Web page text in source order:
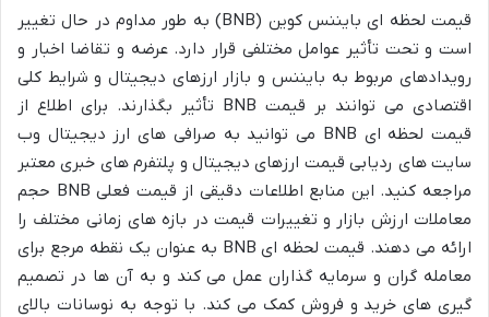
قیمت لحظه ای بایننس کوین (BNB) به طور مداوم در حال تغییر
است و تحت تأثیر عوامل مختلفی قرار دارد. عرضه و تقاضا اخبار و
رویدادهای مربوط به بایننس و بازار ارزهای دیجیتال و شرایط کلی
اقتصادی می توانند بر قیمت BNB تأثیر بگذارند. برای اطلاع از
قیمت لحظه ای BNB می توانید به صرافی های ارز دیجیتال وب
سایت های ردیابی قیمت ارزهای دیجیتال و پلتفرم های خبری معتبر
مراجعه کنید. این منابع اطلاعات دقیقی از قیمت فعلی BNB حجم
معاملات ارزش بازار و تغییرات قیمت در بازه های زمانی مختلف را
ارائه می دهند. قیمت لحظه ای BNB به عنوان یک نقطه مرجع برای
معامله گران و سرمایه گذاران عمل می کند و به آن ها در تصمیم
گیری های خرید و فروش کمک می کند. با توجه به نوسانات بالای